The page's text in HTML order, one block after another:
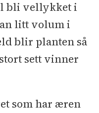
bli vellykket i
litt volum i
blir planten så
sett vinner
som har æren